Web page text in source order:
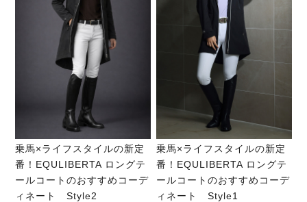
乗馬×ライフスタイルの新定
番！EQULIBERTA ロングテ
ールコートのおすすめコーデ
ィネート Style2
乗馬×ライフスタイルの新定
番！EQULIBERTA ロングテ
ールコートのおすすめコーデ
ィネート Style1